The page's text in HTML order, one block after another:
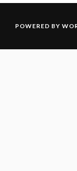
POWERED BY